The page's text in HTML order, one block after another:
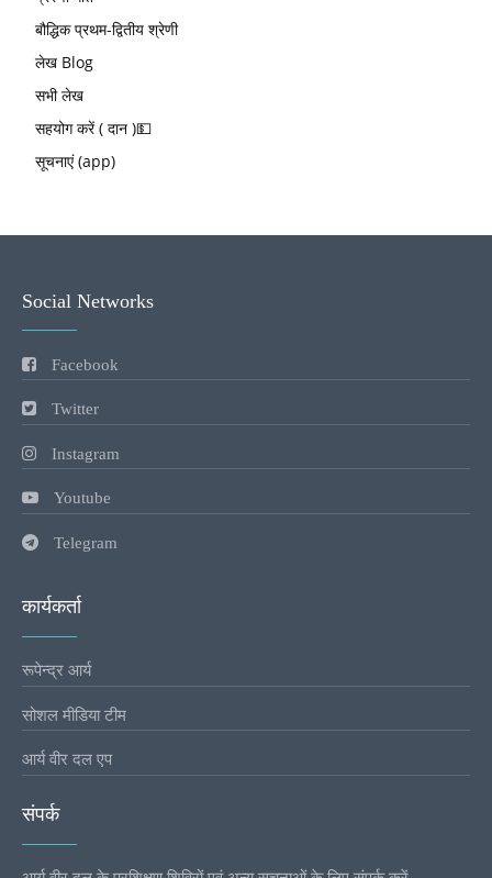
बौद्धिक प्रथम-द्वितीय श्रेणी
लेख Blog
सभी लेख
सहयोग करें ( दान )💵
सूचनाएं (app)
Social Networks
Facebook
Twitter
Instagram
Youtube
Telegram
कार्यकर्ता
रूपेन्द्र आर्य
सोशल मीडिया टीम
आर्य वीर दल एप
संपर्क